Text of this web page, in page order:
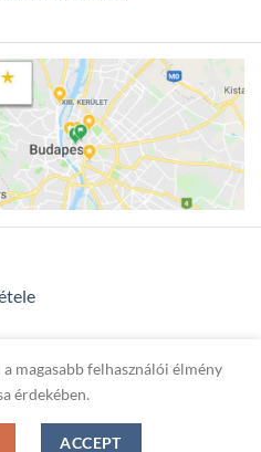
magasabb felhasználói élmény
érdekében.
ACCEPT